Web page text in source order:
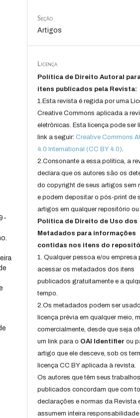
Seção
Artigos
Licença
Política de Direito Autoral
itens publicados pela Revista:
1.Esta revista é regida por uma
Creative Commons aplicada a
eletrônicas. Esta licença pode ser
link a seguir:Creative Commons
4.0 International (CC BY 4.0).
2.Consonante a essa politica, a
declara que os autores são os
do copyright de seus artigos sem
e podem depositar o pós-print de
artigos em qualquer repositório ou
Política de Direito de Uso dos
Metadados para informações
contidas nos itens do
1. Qualquer pessoa e/ou empresa
acessar os metadados dos itens
publicados gratuitamente e a
tempo.
2.Os metadados podem ser
licença prévia em qualquer meio,
comercialmente, desde que seja
um link para o OAI Identifier ou
artigo que ele desceve, sob os
licença CC BY aplicada à revista.
Os autores que têm seus trabalhos
publicados concordam que com
declarações e normas da Revista
assumem inteira responsabilidade